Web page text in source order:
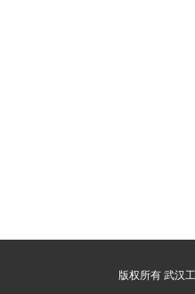
版权所有 武汉